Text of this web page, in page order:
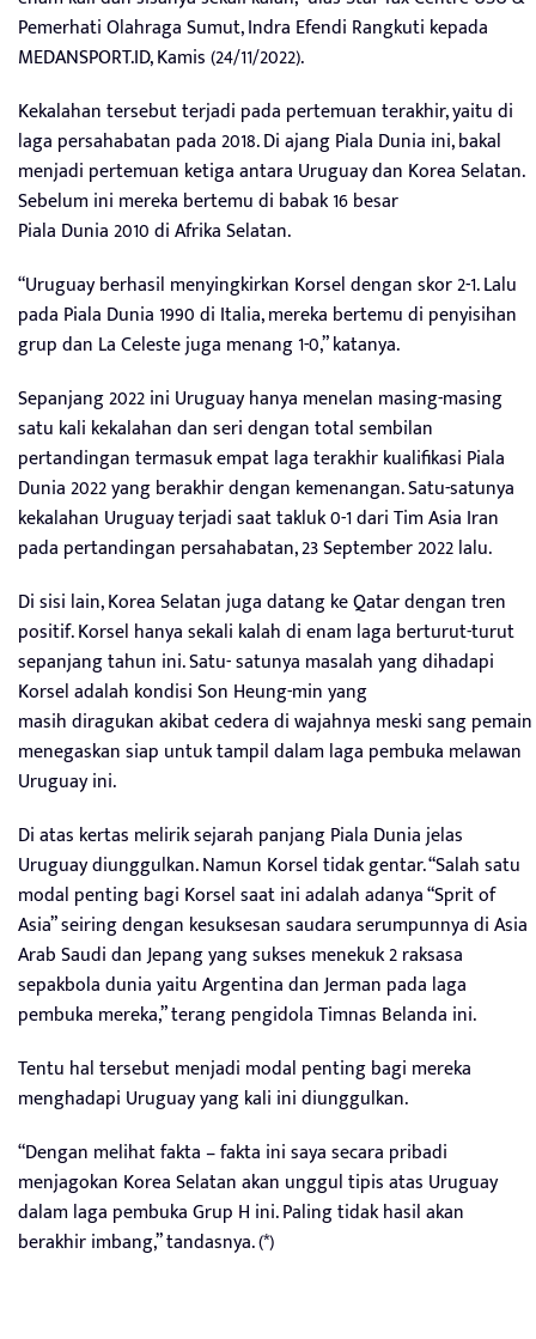
Pemerhati Olahraga Sumut, Indra Efendi Rangkuti kepada
MEDANSPORT.ID, Kamis (24/11/2022).
Kekalahan tersebut terjadi pada pertemuan terakhir, yaitu di
laga persahabatan pada 2018. Di ajang Piala Dunia ini, bakal
menjadi pertemuan ketiga antara Uruguay dan Korea Selatan.
Sebelum ini mereka bertemu di babak 16 besar
Piala Dunia 2010 di Afrika Selatan.
“Uruguay berhasil menyingkirkan Korsel dengan skor 2-1. Lalu
pada Piala Dunia 1990 di Italia, mereka bertemu di penyisihan
grup dan La Celeste juga menang 1-0,” katanya.
Sepanjang 2022 ini Uruguay hanya menelan masing-masing
satu kali kekalahan dan seri dengan total sembilan
pertandingan termasuk empat laga terakhir kualifikasi Piala
Dunia 2022 yang berakhir dengan kemenangan. Satu-satunya
kekalahan Uruguay terjadi saat takluk 0-1 dari Tim Asia Iran
pada pertandingan persahabatan, 23 September 2022 lalu.
Di sisi lain, Korea Selatan juga datang ke Qatar dengan tren
positif. Korsel hanya sekali kalah di enam laga berturut-turut
sepanjang tahun ini. Satu- satunya masalah yang dihadapi
Korsel adalah kondisi Son Heung-min yang
masih diragukan akibat cedera di wajahnya meski sang pemain
menegaskan siap untuk tampil dalam laga pembuka melawan
Uruguay ini.
Di atas kertas melirik sejarah panjang Piala Dunia jelas
Uruguay diunggulkan. Namun Korsel tidak gentar. “Salah satu
modal penting bagi Korsel saat ini adalah adanya “Sprit of
Asia” seiring dengan kesuksesan saudara serumpunnya di Asia
Arab Saudi dan Jepang yang sukses menekuk 2 raksasa
sepakbola dunia yaitu Argentina dan Jerman pada laga
pembuka mereka,” terang pengidola Timnas Belanda ini.
Tentu hal tersebut menjadi modal penting bagi mereka
menghadapi Uruguay yang kali ini diunggulkan.
“Dengan melihat fakta – fakta ini saya secara pribadi
menjagokan Korea Selatan akan unggul tipis atas Uruguay
dalam laga pembuka Grup H ini. Paling tidak hasil akan
berakhir imbang,” tandasnya. (*)